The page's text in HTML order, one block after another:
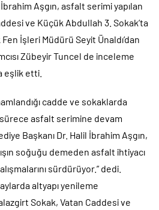
Aşgın, asfalt serimi yapılan
ve Küçük Abdullah 3. Sokak’ta
İşleri Müdürü Seyit Ünaldı’dan
Zübeyir Tuncel de inceleme
eşlik etti.
cadde ve sokaklarda
asfalt serimine devam
Başkanı Dr. Halil İbrahim Aşgın,
soğuğu demeden asfalt ihtiyacı
sürdürüyor.” dedi.
altyapı yenileme
Sokak, Vatan Caddesi ve